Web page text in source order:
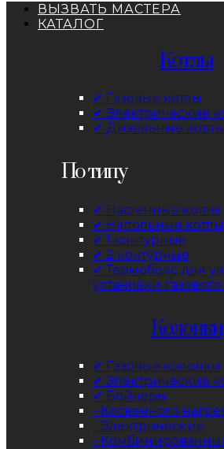
ВЫЗВАТЬ МАСТЕРА
КАТАЛОГ
Котлы
✔ Газовые котлы
✔ Электрические
✔ Дизельные котлы
По типу
✔ Настенные котлы
✔ Напольные котлы
✔ 1 контурные
✔ 2 контурные
✔ Термобокс для
установки газового
Колонки
✔ Газовые колонки
✔ Электрические
✔ Бойлеры
- Косвенного
- Электрические
-